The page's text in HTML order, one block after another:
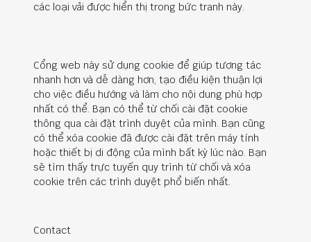
các loại vải được hiển thị trong bức tranh này.
Cổng web này sử dụng cookie để giúp tương tác
nhanh hơn và dễ dàng hơn, tạo điều kiện thuận lợi
cho việc điều hướng và làm cho nội dung phù hợp
nhất có thể. Bạn có thể từ chối cài đặt cookie
thông qua cài đặt trình duyệt của mình. Bạn cũng
có thể xóa cookie đã được cài đặt trên máy tính
hoặc thiết bị di động của mình bất kỳ lúc nào. Bạn
sẽ tìm thấy trực tuyến quy trình từ chối và xóa
cookie trên các trình duyệt phổ biến nhất.
Contact